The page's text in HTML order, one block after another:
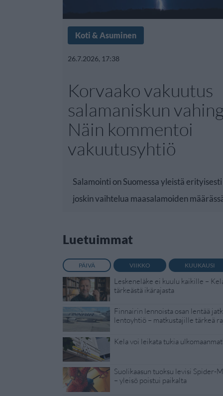
Koti & Asuminen
26.7.2026, 17:38
Korvaako vakuutus
salamaniskun
Näin kommentoi
vakuutusyhtiö
Salamointi on Suomessa yleistä
joskin vaihtelua maasalamoiden
Luetuimmat
PÄIVÄ VIIKKO KUUKAUSI
Leskeneläke ei kuulu kaikille –
tärkeästä ikärajasta
Finnairin lennoista osan lentää
lentoyhtiö – matkustajille tärkeä
Kela voi leikata tukia
Suolikaasun tuoksu levisi Spider-
– yleisö poistui paikalta